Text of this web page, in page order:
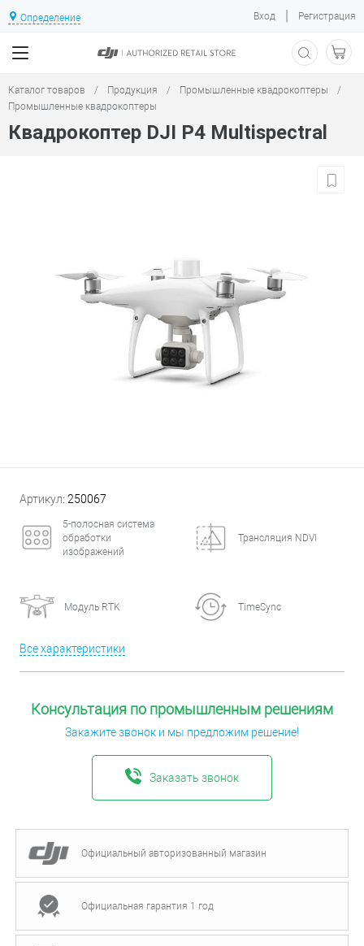
Определение Вход | Регистрация
Каталог товаров / Продукция / Промышленные квадрокоптеры
/
Промышленные квадрокоптеры
Квадрокоптер DJI P4 Multispectral
Артикул: 250067
5-полосная система
обработки
изображений
Трансляция NDVI
Модуль RTK TimeSync
Все характеристики
Консультация по промышленным решениям
Закажите звонок и мы предложим решение!
Заказать звонок
Официальный авторизованный магазин
Официальная гарантия 1 год